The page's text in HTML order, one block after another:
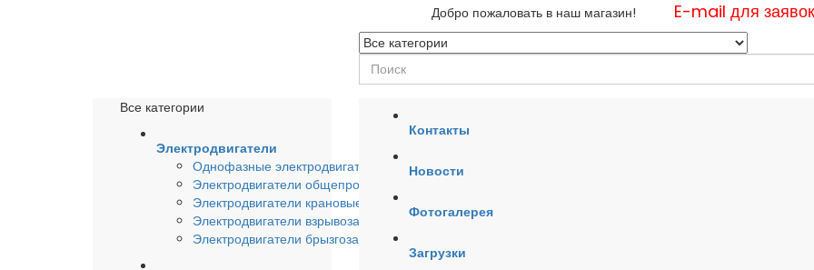
Добро пожаловать в наш магазин! E-mail для
Все категории
Электродвигатели
Однофазные электродвигатели
Электродвигатели общепромышленные
Электродвигатели крановые
Электродвигатели взрывозащишенные
Электродвигатели брызгозащищенные
Контакты
Новости
Фотогалерея
Загрузки